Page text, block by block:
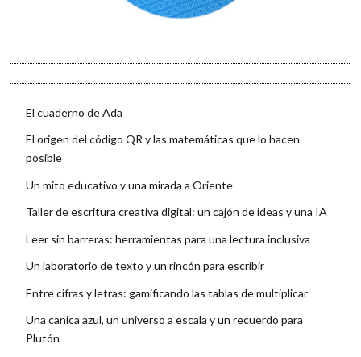
El cuaderno de Ada
El origen del código QR y las matemáticas que lo hacen
posible
Un mito educativo y una mirada a Oriente
Taller de escritura creativa digital: un cajón de ideas y una IA
Leer sin barreras: herramientas para una lectura inclusiva
Un laboratorio de texto y un rincón para escribir
Entre cifras y letras: gamificando las tablas de multiplicar
Una canica azul, un universo a escala y un recuerdo para
Plutón